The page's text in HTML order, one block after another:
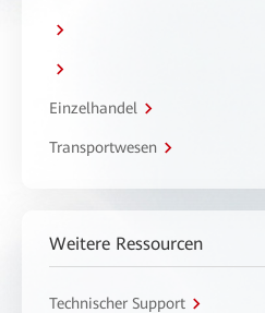
Einzelhandel
Transportwesen
Weitere Ressourcen
Technischer Support